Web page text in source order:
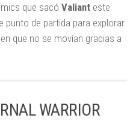
que sacó Valiant este
punto de partida para explorar
que no se movían gracias a
WARRIOR